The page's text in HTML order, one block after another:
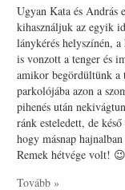
Ugyan Kata és András
kihasználjuk az egyik
lánykérés helyszínén,
is vonzott a tenger és
amikor begördültünk a
parkolójába azon a
pihenés után
ránk esteledett, de
hogy másnap
Remek hétvége volt! 😉
Tovább »